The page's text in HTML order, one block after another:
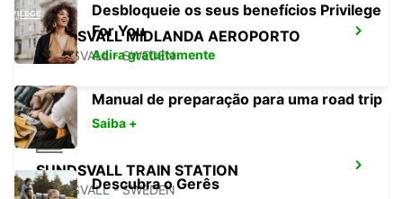
SUNDSVALL MIDLANDA AEROPORTO
SUNDSVALL - SWEDEN
SUNDSVALL TRAIN STATION
SUNDSVALL - SWEDEN
Desbloqueie os seus benefícios Privilege
For You
Adira gratuitamente
Manual de preparação para uma road trip
Saiba +
Descubra o Gerês